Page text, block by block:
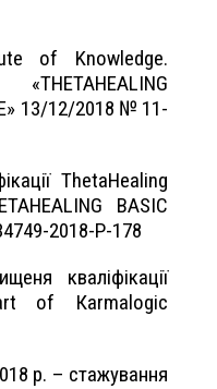
of Knowledge.
13/12/2018 № 11-
ThetaHealing
BASIC
2018-Р-178
кваліфікації
of Кarmalogic
р. – стажування